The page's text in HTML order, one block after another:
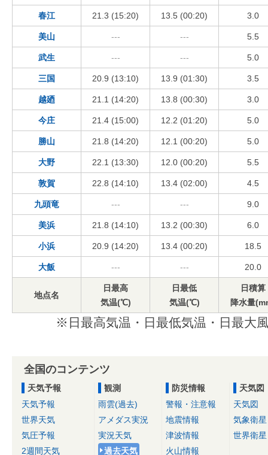
春江 21.3 (15:20) 13.5 (00:20) 3.0
美山 --- --- 5.5
武生 --- --- 5.0
三国 20.9 (13:10) 13.9 (01:30) 3.5
越廼 21.1 (14:20) 13.8 (00:30) 3.0
今庄 21.4 (15:00) 12.2 (01:20) 5.0
勝山 21.8 (14:20) 12.1 (00:20) 5.0
大野 22.1 (13:30) 12.0 (00:20) 5.5
敦賀 22.8 (14:10) 13.4 (02:00) 4.5
九頭竜 --- --- 9.0
美浜 21.8 (14:10) 13.2 (00:30) 6.0
小浜 20.9 (14:20) 13.4 (00:20) 18.5
大飯 --- --- 20.0
地点名
日最高
気温(℃)
日最低
気温(℃)
日積算
降水量
※日最高気温・日最低気温・日最大
全国のコンテンツ
天気予報
天気予報
世界天気
気圧予報
2週間天気
観測
雨雲(過去)
アメダス実況
実況天気
過去天気
防災情報
警報・注意報
地震情報
津波情報
火山情報
天気図
天気図
気象衛星
世界衛星